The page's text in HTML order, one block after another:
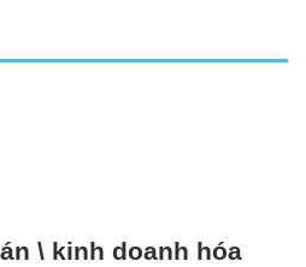
\ kinh doanh hóa